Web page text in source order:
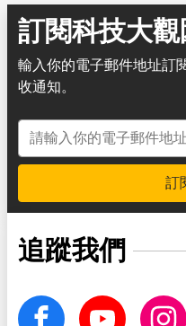
訂閱科技大
輸入你的電子郵件地址訂
收通知。
電子郵件地址
訂
追蹤我們
facebook Youtube